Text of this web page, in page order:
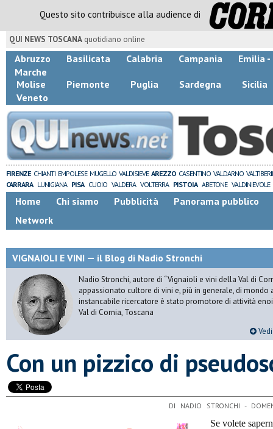
Questo sito contribuisce alla audience di
QUI NEWS TOSCANA quotidiano online
Abruzzo Basilicata Calabria Campania
Emilia -
Marche
Molise
Piemonte Puglia Sardegna
Sicilia
Veneto
FIRENZE CHIANTI EMPOLESE MUGELLO VALDISIEVE AREZZO CASENTINO VALDARNO
CARRARA LUNIGIANA PISA CUOIO VALDERA VOLTERRA PISTOIA ABETONE VALDINIEVOLE
Home Chi siamo Pubblicità
Panorama pubblico
Network
VIGNAIOLI E VINI — il Blog di Nadio Stronchi
Nadio Stronchi, autore di “Vignaioli e vini della Val di
appassionato cultore di vini e, più in generale, di
instancabile ricercatore è stato promotore di attività
Val di Cornia, Toscana
Con un pizzico di
DI NADIO STRONCHI -
Se volete